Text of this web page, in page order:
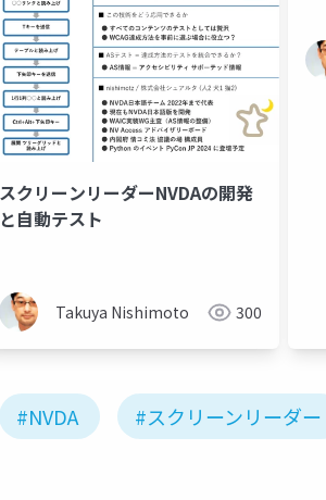
スクリーンリーダーNVDAの開発
と自動テスト
Takuya Nishimoto 300
#NVDA #スクリーンリーダー